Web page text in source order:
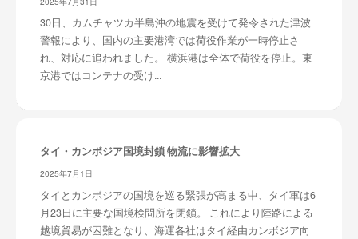
30日、カムチャツカ半島沖の地震を受けて発令された津波
警報により、国内の主要港湾では荷役作業が一時停止さ
れ、対応に追われました。 横浜港は全体で荷役を停止。東
京港ではコンテナの受け...
タイ・カンボジア国境封鎖 物流に影響拡大
2025年7月1日
タイとカンボジアの国境を巡る緊張が高まる中、タイ軍は6
月23日に主要な国境検問所を閉鎖。 これにより陸路による
越境貿易が困難となり、海運各社はタイ経由カンボジア向